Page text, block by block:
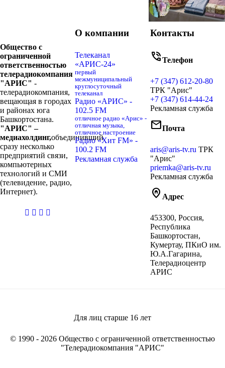
Общество с
ограниченной
ответственностью
телерадиокомпания
"АРИС" -
телерадиокомпания,
вещающая в городах
и районах юга
Башкортостана.
"АРИС" –
медиахолдинг,объединивший
сразу несколько
предприятий связи,
компьютерных
технологий и СМИ
(телевидение, радио,
Интернет).
casibom
О компании
Телеканал
«АРИС-24»
первый
межмуниципальный
круглосуточный
телеканал
Радио «АРИС» -
102.5 FM
отличное радио «Арис» -
отличная музыка,
отличное настроение
Радио «Хит FM» -
100.2 FM
Рекламная служба
Контакты
phone_in_talkТелефон
+7 (347) 612-20-80
ТРК "Арис"
+7 (347) 614-44-24
Рекламная служба
mailПочта
aris@aris-tv.ru ТРК
"Арис"
priemka@aris-tv.ru
Рекламная служба
home_pin Адрес
453300, Россия,
Республика
Башкортостан,
Кумертау, ПКиО им.
Ю.А.Гагарина,
Телерадиоцентр
АРИС
Для лиц старше 16 лет
© 1990 - 2026 Общество с ограниченной ответственностью
"Телерадиокомпания "АРИС"